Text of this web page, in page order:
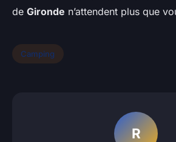
de Gironde n’attendent plus que
Camping
R